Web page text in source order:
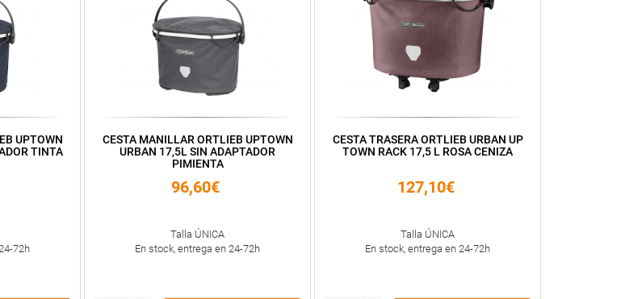
UPTOWN
TINTA
72h
CESTA MANILLAR ORTLIEB UPTOWN
URBAN 17,5L SIN ADAPTADOR
PIMIENTA
96,60€
Talla ÚNICA
En stock, entrega en 24-72h
CESTA TRASERA ORTLIEB URBAN UP
TOWN RACK 17,5 L ROSA CENIZA
127,10€
Talla ÚNICA
En stock, entrega en 24-72h